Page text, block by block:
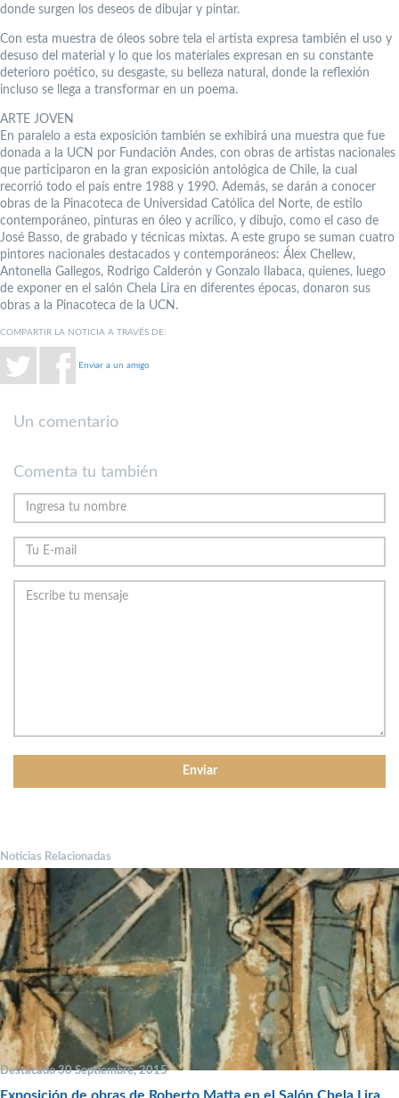
donde surgen los deseos de dibujar y pintar.
Con esta muestra de óleos sobre tela el artista expresa también el uso y
desuso del material y lo que los materiales expresan en su constante
deterioro poético, su desgaste, su belleza natural, donde la reflexión
incluso se llega a transformar en un poema.
ARTE JOVEN
En paralelo a esta exposición también se exhibirá una muestra que fue
donada a la UCN por Fundación Andes, con obras de artistas nacionales
que participaron en la gran exposición antológica de Chile, la cual
recorrió todo el país entre 1988 y 1990. Además, se darán a conocer
obras de la Pinacoteca de Universidad Católica del Norte, de estilo
contemporáneo, pinturas en óleo y acrílico, y dibujo, como el caso de
José Basso, de grabado y técnicas mixtas. A este grupo se suman cuatro
pintores nacionales destacados y contemporáneos: Álex Chellew,
Antonella Gallegos, Rodrigo Calderón y Gonzalo Ilabaca, quienes, luego
de exponer en el salón Chela Lira en diferentes épocas, donaron sus
obras a la Pinacoteca de la UCN.
COMPARTIR LA NOTICIA A TRAVÉS DE:
Enviar a un amigo
Un comentario
Comenta tu también
Noticias Relacionadas
Destacado 30 Septiembre, 2015